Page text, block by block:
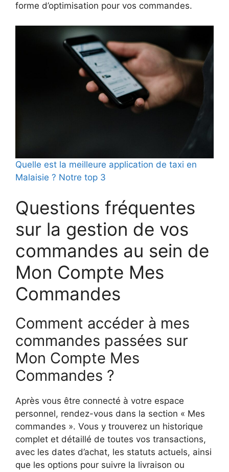
forme d’optimisation pour vos commandes.
Quelle est la meilleure application de taxi en
Malaisie ? Notre top 3
Questions fréquentes
sur la gestion de vos
commandes au sein de
Mon Compte Mes
Commandes
Comment accéder à mes
commandes passées sur
Mon Compte Mes
Commandes ?
Après vous être connecté à votre espace
personnel, rendez-vous dans la section « Mes
commandes ». Vous y trouverez un historique
complet et détaillé de toutes vos transactions,
avec les dates d’achat, les statuts actuels, ainsi
que les options pour suivre la livraison ou